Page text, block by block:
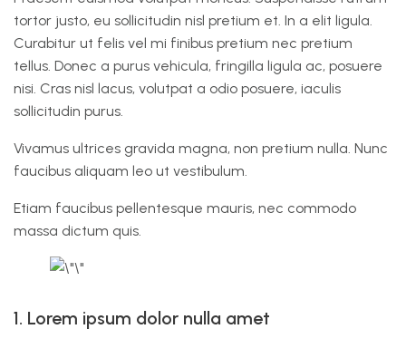
tortor justo, eu sollicitudin nisl pretium et. In a elit ligula.
Curabitur ut felis vel mi finibus pretium nec pretium
tellus. Donec a purus vehicula, fringilla ligula ac, posuere
nisi. Cras nisl lacus, volutpat a odio posuere, iaculis
sollicitudin purus.
Vivamus ultrices gravida magna, non pretium nulla. Nunc
faucibus aliquam leo ut vestibulum.
Etiam faucibus pellentesque mauris, nec commodo
massa dictum quis.
1. Lorem ipsum dolor nulla amet